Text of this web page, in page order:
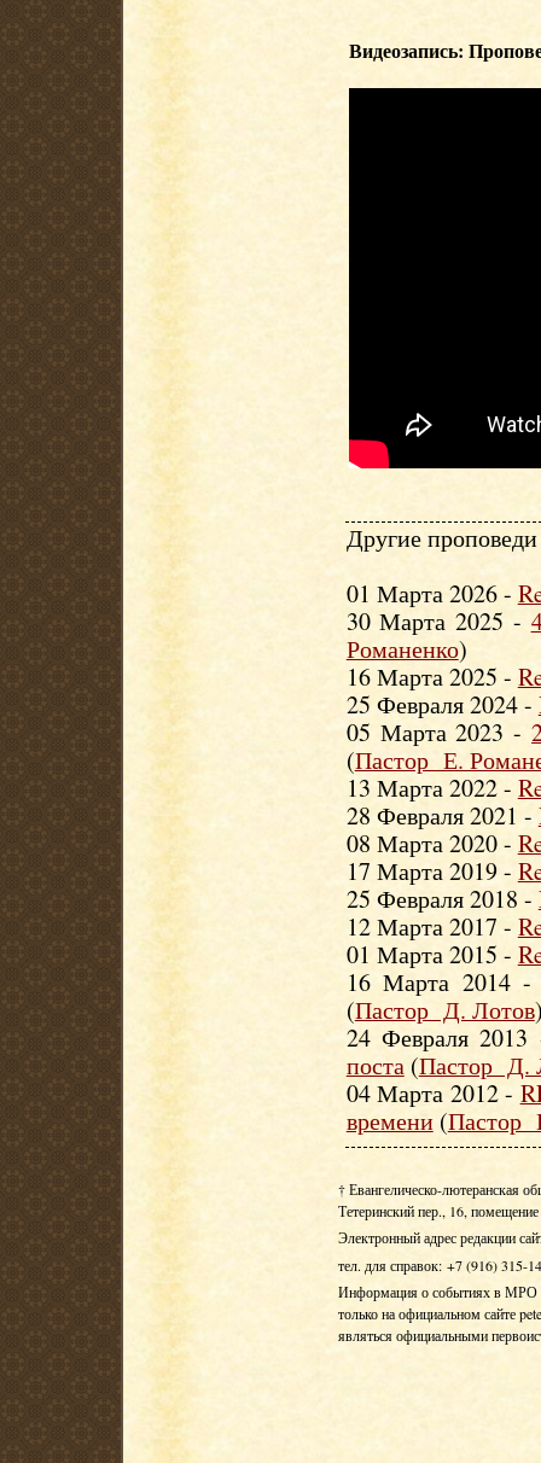
Видеозапись:
Другие
01 Марта 2026 -
30 Марта 2025 -
Романенко)
16 Марта 2025 -
25 Февраля 2024 -
05 Марта 2023 -
(Пастор Е.
13 Марта 2022 -
28 Февраля 2021 -
08 Марта 2020 -
17 Марта 2019 -
25 Февраля 2018 -
12 Марта 2017 -
01 Марта 2015 -
16 Марта 2014
(Пастор Д. Лотов
24 Февраля
поста(Пастор Д.
04 Марта 2012 -
времени(Пастор
† Евангелическо-лютеранская
Тетеринский пер., 16,
Электронный адрес редакции
тел. для справок: +7 (916) 315-
Информация о событиях в МРО
только на официальном сайте
являться официальными